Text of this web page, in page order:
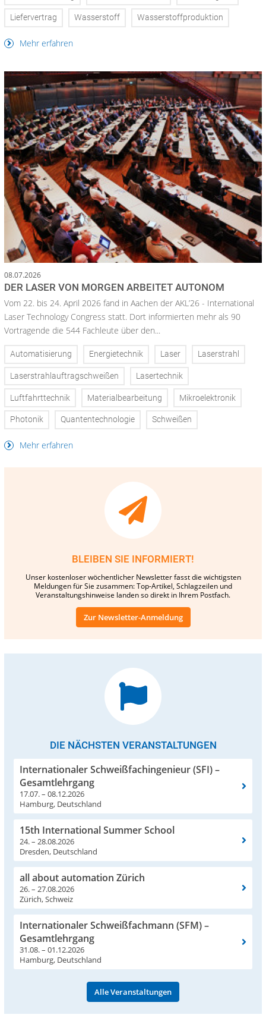
Liefervertrag Wasserstoff Wasserstoffproduktion
Mehr erfahren
08.07.2026
DER LASER VON MORGEN ARBEITET AUTONOM
Vom 22. bis 24. April 2026 fand in Aachen der AKL’26 - International
Laser Technology Congress statt. Dort informierten mehr als 90
Vortragende die 544 Fachleute über den...
Automatisierung Energietechnik Laser Laserstrahl
Laserstrahlauftragschweißen Lasertechnik
Luftfahrttechnik Materialbearbeitung Mikroelektronik
Photonik Quantentechnologie Schweißen
Mehr erfahren
BLEIBEN SIE INFORMIERT!
Unser kostenloser wöchentlicher Newsletter fasst die wichtigsten
Meldungen für Sie zusammen: Top-Artikel, Schlagzeilen und
Veranstaltungshinweise landen so direkt in Ihrem Postfach.
Zur Newsletter-Anmeldung
DIE NÄCHSTEN VERANSTALTUNGEN
Internationaler Schweißfachingenieur (SFI) –
Gesamtlehrgang
17.07. – 08.12.2026
Hamburg, Deutschland
15th International Summer School
24. – 28.08.2026
Dresden, Deutschland
all about automation Zürich
26. – 27.08.2026
Zürich, Schweiz
Internationaler Schweißfachmann (SFM) –
Gesamtlehrgang
31.08. – 01.12.2026
Hamburg, Deutschland
Alle Veranstaltungen